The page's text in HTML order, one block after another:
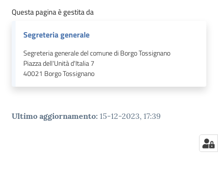
Questa pagina è gestita da
Segreteria generale
Segreteria generale del comune di Borgo Tossignano
Piazza dell'Unità d'Italia 7
40021 Borgo Tossignano
Ultimo aggiornamento: 15-12-2023, 17:39